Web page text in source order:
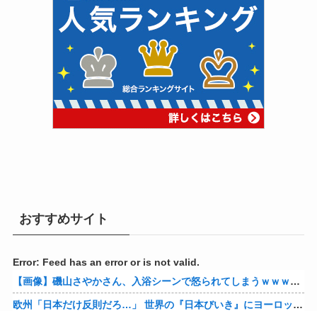
おすすめサイト
Error: Feed has an error or is not valid.
【画像】磯山さやかさん、入浴シーンで怒られてしまうｗｗｗｗｗｗ
欧州「日本だけ反則だろ…」 世界の『日本びいき』にヨーロッパ全土から不満の声